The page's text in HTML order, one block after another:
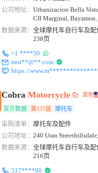
公司地址：Urbanizacion Bella
CII Marginal, Bayamon,
数据来源：全球摩托车自行车及
238页
+1 ****50
mot**@**.com
https://
CobraMotorcycle 复制
官方数据 第137届 摩托车
采购清单： 摩托车及配件
公司地址：240 Uran
数据来源：全球摩托车自行车及
216页
517****00